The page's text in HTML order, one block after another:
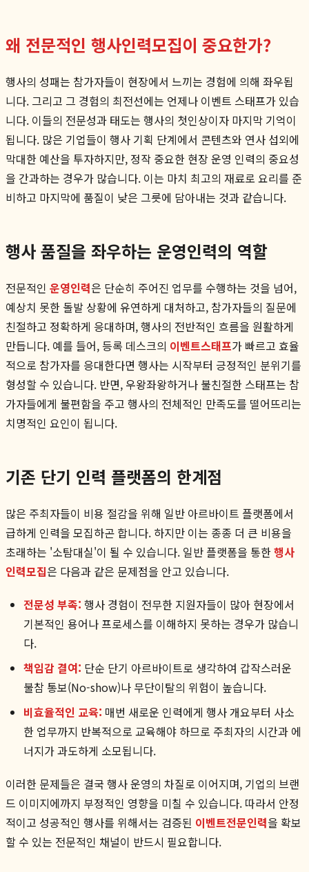
왜 전문적인 행사인력모집이 중요한가?
행사의 성패는 참가자들이 현장에서 느끼는 경험에 의해 좌우됩
니다. 그리고 그 경험의 최전선에는 언제나 이벤트 스태프가 있습
니다. 이들의 전문성과 태도는 행사의 첫인상이자 마지막 기억이
됩니다. 많은 기업들이 행사 기획 단계에서 콘텐츠와 연사 섭외에
막대한 예산을 투자하지만, 정작 중요한 현장 운영 인력의 중요성
을 간과하는 경우가 많습니다. 이는 마치 최고의 재료로 요리를 준
비하고 마지막에 품질이 낮은 그릇에 담아내는 것과 같습니다.
행사 품질을 좌우하는 운영인력의 역할
전문적인 운영인력은 단순히 주어진 업무를 수행하는 것을 넘어,
예상치 못한 돌발 상황에 유연하게 대처하고, 참가자들의 질문에
친절하고 정확하게 응대하며, 행사의 전반적인 흐름을 원활하게
만듭니다. 예를 들어, 등록 데스크의 이벤트스태프가 빠르고 효율
적으로 참가자를 응대한다면 행사는 시작부터 긍정적인 분위기를
형성할 수 있습니다. 반면, 우왕좌왕하거나 불친절한 스태프는 참
가자들에게 불편함을 주고 행사의 전체적인 만족도를 떨어뜨리는
치명적인 요인이 됩니다.
기존 단기 인력 플랫폼의 한계점
많은 주최자들이 비용 절감을 위해 일반 아르바이트 플랫폼에서
급하게 인력을 모집하곤 합니다. 하지만 이는 종종 더 큰 비용을
초래하는 '소탐대실'이 될 수 있습니다. 일반 플랫폼을 통한행사
인력모집은 다음과 같은 문제점을 안고 있습니다.
전문성 부족: 행사 경험이 전무한 지원자들이 많아 현장에서
기본적인 용어나 프로세스를 이해하지 못하는 경우가 많습니
다.
책임감 결여: 단순 단기 아르바이트로 생각하여 갑작스러운
불참 통보(No-show)나 무단이탈의 위험이 높습니다.
비효율적인 교육: 매번 새로운 인력에게 행사 개요부터 사소
한 업무까지 반복적으로 교육해야 하므로 주최자의 시간과 에
너지가 과도하게 소모됩니다.
이러한 문제들은 결국 행사 운영의 차질로 이어지며, 기업의 브랜
드 이미지에까지 부정적인 영향을 미칠 수 있습니다. 따라서 안정
적이고 성공적인 행사를 위해서는 검증된 이벤트전문인력을 확보
할 수 있는 전문적인 채널이 반드시 필요합니다.